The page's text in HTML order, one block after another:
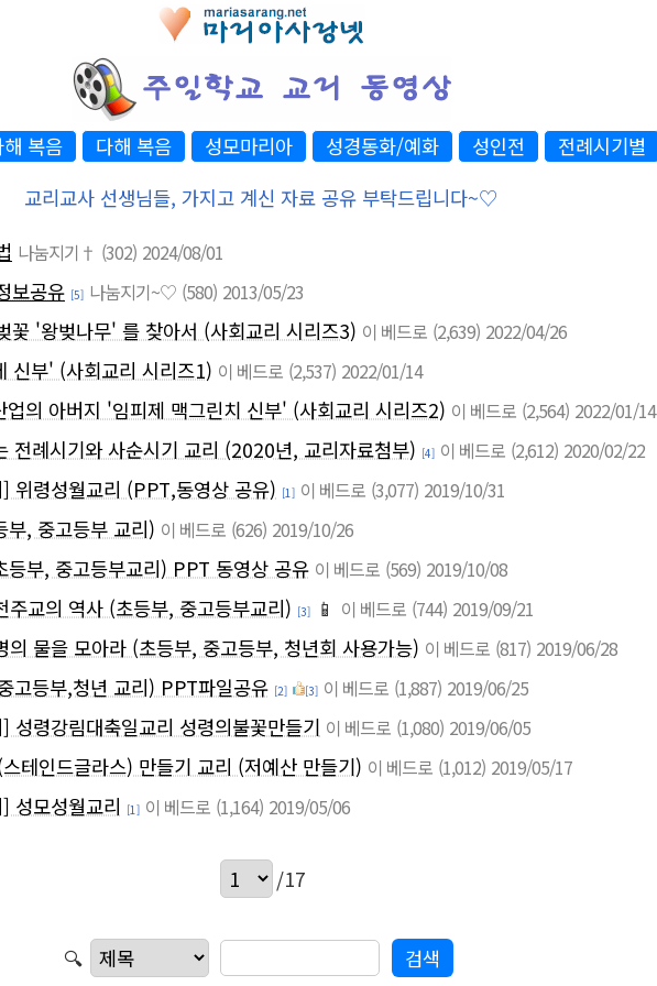
해 복음 다해 복음 성모마리아 성경동화/예화 성인전 전례시기별
교리교사 선생님들, 가지고 계신 자료 공유 부탁드립니다~♡
나눔지기† (302) 2024/08/01
보공유 [5] 나눔지기~♡ (580) 2013/05/23
꽃 '왕벚나무' 를 찾아서 (사회교리 시리즈3) 이 베드로 (2,639) 2022/04/26
신부' (사회교리 시리즈1) 이 베드로 (2,537) 2022/01/14
의 아버지 '임피제 맥그린치 신부' (사회교리 시리즈2) 이 베드로 (2,564) 2022/01/14
전례시기와 사순시기 교리 (2020년, 교리자료첨부) [4] 이 베드로 (2,612) 2020/02/22
위령성월교리 (PPT,동영상 공유) [1] 이 베드로 (3,077) 2019/10/31
부, 중고등부 교리) 이 베드로 (626) 2019/10/26
등부, 중고등부교리) PPT 동영상 공유 이 베드로 (569) 2019/10/08
주교의 역사 (초등부, 중고등부교리) [3] 📱 이 베드로 (744) 2019/09/21
물을 모아라 (초등부, 중고등부, 청년회 사용가능) 이 베드로 (817) 2019/06/28
고등부,청년 교리) PPT파일공유 [2] [3] 이 베드로 (1,887) 2019/06/25
성령강림대축일교리 성령의불꽃만들기 이 베드로 (1,080) 2019/06/05
테인드글라스) 만들기 교리 (저예산 만들기) 이 베드로 (1,012) 2019/05/17
성모성월교리 [1] 이 베드로 (1,164) 2019/05/06
/17
🔍